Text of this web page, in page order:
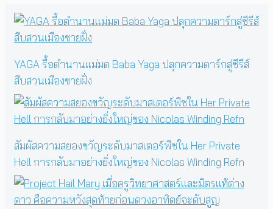
YAGA รื้อตำนานแม่มด Baba Yaga ปลุกความดาร์กสู่ซีรีส์
สืบสวนเมืองชายฝั่ง
สัมผัสความสยองขวัญระดับมาสเตอร์พีซใน Her Private
Hell การกลับมาอย่างยิ่งใหญ่ของ Nicolas Winding Refn